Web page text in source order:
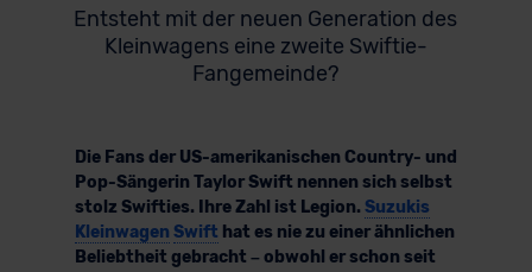
Entsteht mit der neuen Generation des
Kleinwagens eine zweite Swiftie-
Fangemeinde?
Die Fans der US-amerikanischen Country- und
Pop-Sängerin Taylor Swift nennen sich selbst
stolz Swifties. Ihre Zahl ist Legion. Suzukis
Kleinwagen Swift hat es nie zu einer ähnlichen
Beliebtheit gebracht – obwohl er schon seit